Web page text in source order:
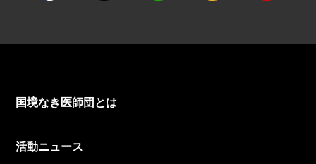
国境なき医師団とは
活動ニュース